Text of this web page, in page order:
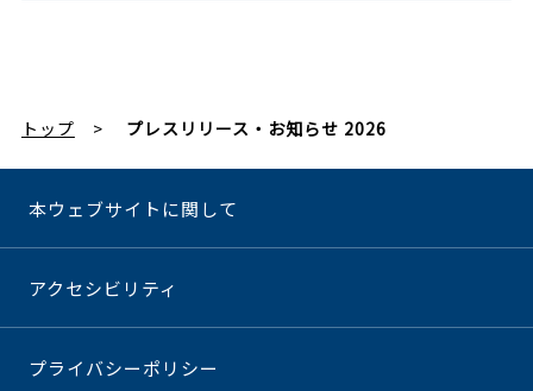
トップ プレスリリース・お知らせ 2026
本ウェブサイトに関して
アクセシビリティ
プライバシーポリシー